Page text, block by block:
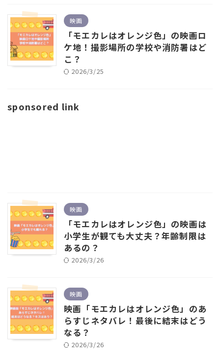
映画
「モエカレはオレンジ色」の映画ロ
ケ地！撮影場所の学校や消防署はど
こ？
2026/3/25
sponsored link
映画
「モエカレはオレンジ色」の映画は
小学生が観ても大丈夫？年齢制限は
あるの？
2026/3/26
映画
映画「モエカレはオレンジ色」のあ
らすじネタバレ！最後に結末はどう
なる？
2026/3/26